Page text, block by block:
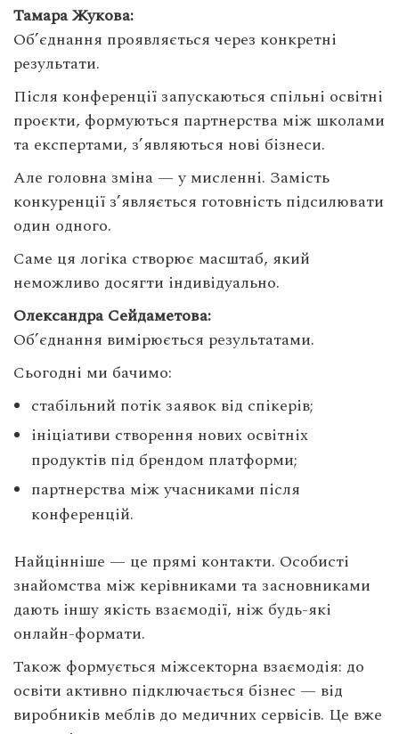
Тамара Жукова:
Об’єднання проявляється через конкретні
результати.
Після конференції запускаються спільні освітні
проєкти, формуються партнерства між школами
та експертами, з’являються нові бізнеси.
Але головна зміна — у мисленні. Замість
конкуренції з’являється готовність підсилювати
один одного.
Саме ця логіка створює масштаб, який
неможливо досягти індивідуально.
Олександра Сейдаметова:
Об’єднання вимірюється результатами.
Сьогодні ми бачимо:
стабільний потік заявок від спікерів;
ініціативи створення нових освітніх
продуктів під брендом платформи;
партнерства між учасниками після
конференцій.
Найцінніше — це прямі контакти. Особисті
знайомства між керівниками та засновниками
дають іншу якість взаємодії, ніж будь-які
онлайн-формати.
Також формується міжсекторна взаємодія: до
освіти активно підключається бізнес — від
виробників меблів до медичних сервісів. Це вже